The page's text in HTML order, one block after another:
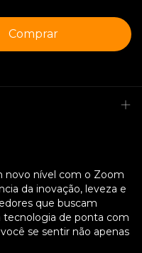
novo nível com o Zoom
da inovação, leveza e
que buscam
tecnologia de ponta com
se sentir não apenas